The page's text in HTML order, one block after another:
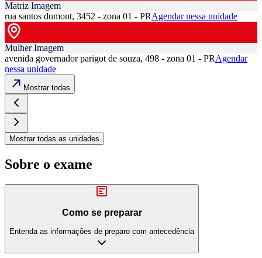
Matriz Imagem
rua santos dumont, 3452 - zona 01 - PRAgendar nessa unidade
Mulher Imagem
avenida governador parigot de souza, 498 - zona 01 - PRAgendar
nessa unidade
Mostrar todas
Mostrar todas as unidades
Sobre o exame
Como se preparar
Entenda as informações de preparo com antecedência